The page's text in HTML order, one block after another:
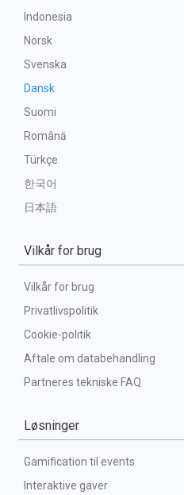
Indonesia
Norsk
Svenska
Dansk
Suomi
Română
Türkçe
한국어
日本語
Vilkår for brug
Vilkår for brug
Privatlivspolitik
Cookie-politik
Aftale om databehandling
Partneres tekniske FAQ
Løsninger
Gamification til events
Interaktive gaver